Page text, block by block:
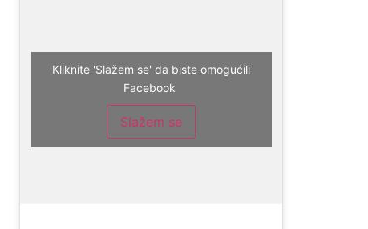
Kliknite 'Slažem se' da biste omogućili
Facebook
Slažem se